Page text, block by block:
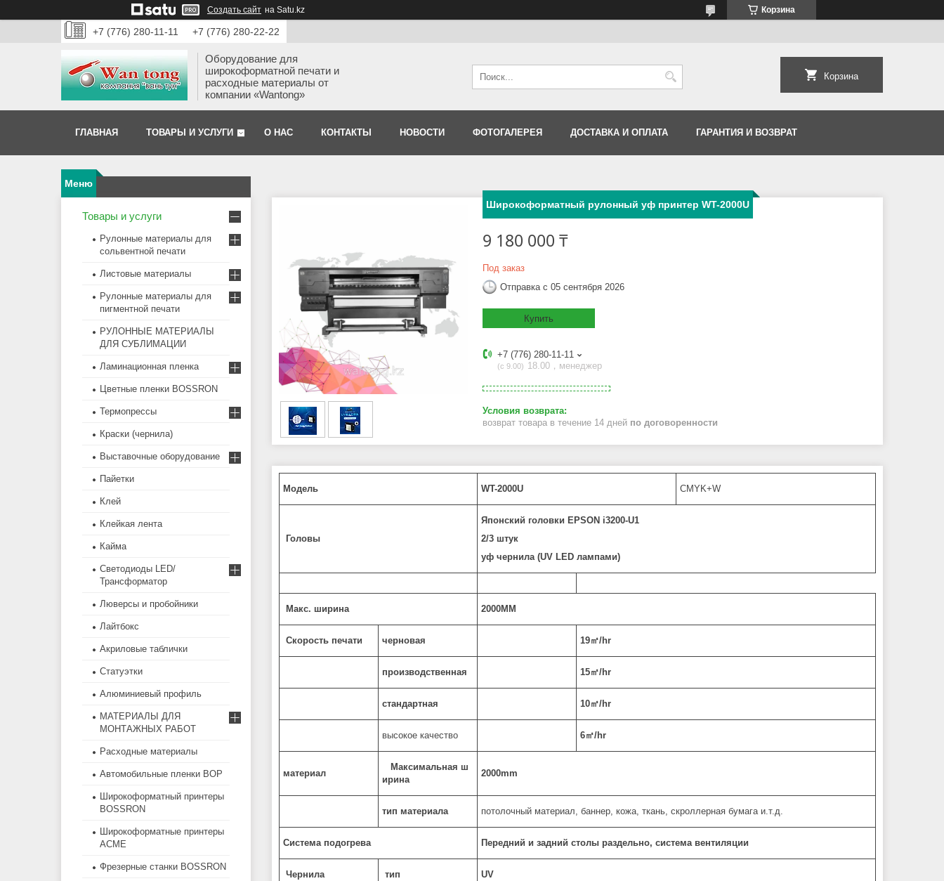
Создать сайт на Satu.kz Корзина
+7 (776) 280-11-11 +7 (776) 280-22-22
Оборудование для
широкоформатной печати и
расходные материалы от
компании «Wantong»
Корзина
ГЛАВНАЯ ТОВАРЫ И УСЛУГИ О НАС КОНТАКТЫ НОВОСТИ ФОТОГАЛЕРЕЯ ДОСТАВКА И ОПЛАТА ГАРАНТИЯ И ВОЗВРАТ
Широкоформатный рулонный уф принтер WT-2000U
9 180 000 ₸
Под заказ
Отправка с 05 сентября 2026
Купить
+7 (776) 280-11-11
с 9.00 18.00，менеджер
возврат товара в течение 14 дней по договоренности
Moдель WT-2000U CMYK+W
Головы
Японский головки EPSON i3200-U1
2/3 штук
уф чернила (UV LED лампами)
Maкс. ширина 2000MM
Скорость печати черновая 19㎡/hr
производственная 15㎡/hr
стандартная 10㎡/hr
высокое качество 6㎡/hr
материал
Максимальная ш
ирина
2000mm
тип материала потолочный материал, баннер, кожа, ткань, скроллерная бумага и.т.д.
Система подогрева Передний и задний столы раздельно, система вентиляции
Чернила тип UV
Товары и услуги
Рулонные материалы для
сольвентной печати
Листовые материалы
Рулонные материалы для
пигментной печати
РУЛОННЫЕ МАТЕРИАЛЫ
ДЛЯ СУБЛИМАЦИИ
Ламинационная пленка
Цветные пленки BOSSRON
Термопрессы
Краски (чернила)
Выставочные оборудование
Пайетки
Клей
Клейкая лента
Кайма
Светодиоды LED/
Трансформатор
Люверсы и пробойники
Лайтбокс
Акриловые таблички
Статуэтки
Алюминиевый профиль
МАТЕРИАЛЫ ДЛЯ
МОНТАЖНЫХ РАБОТ
Расходные материалы
Автомобильные пленки BOP
Широкоформатный принтеры
BOSSRON
Широкоформатные принтеры
ACME
Фрезерные станки BOSSRON